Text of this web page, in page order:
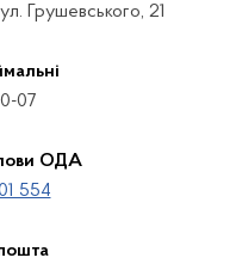
Грушевського, 21
07
ОДА
554